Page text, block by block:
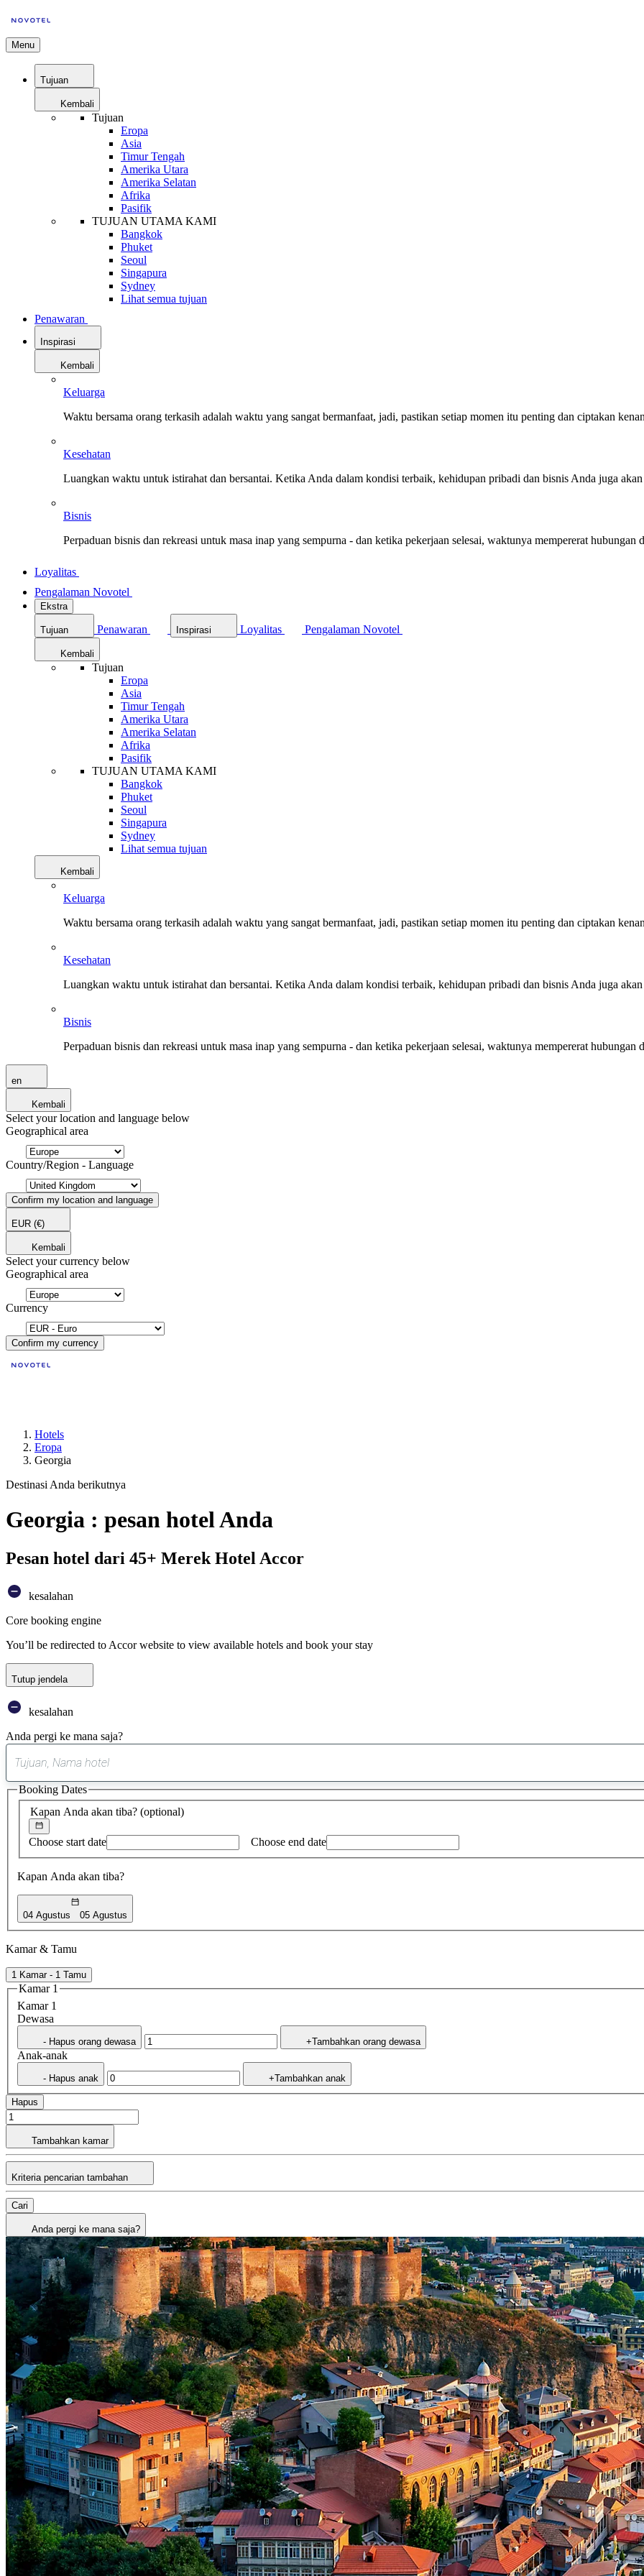
Menu
Tujuan
Kembali
Tujuan
Eropa
Asia
Timur Tengah
Amerika Utara
Amerika Selatan
Afrika
Pasifik
TUJUAN UTAMA KAMI
Bangkok
Phuket
Seoul
Singapura
Sydney
Lihat semua tujuan
Penawaran
Inspirasi
Kembali
Keluarga
Waktu bersama orang terkasih adalah waktu yang sangat bermanfaat, jadi, pastikan setiap momen itu penting dan ciptakan
Kesehatan
Luangkan waktu untuk istirahat dan bersantai. Ketika Anda dalam kondisi terbaik, kehidupan pribadi dan bisnis Anda juga
Bisnis
Perpaduan bisnis dan rekreasi untuk masa inap yang sempurna - dan ketika pekerjaan selesai, waktunya mempererat hubungan
Loyalitas
Pengalaman Novotel
Ekstra
Tujuan Penawaran Inspirasi Loyalitas Pengalaman Novotel
Kembali
Tujuan
Eropa
Asia
Timur Tengah
Amerika Utara
Amerika Selatan
Afrika
Pasifik
TUJUAN UTAMA KAMI
Bangkok
Phuket
Seoul
Singapura
Sydney
Lihat semua tujuan
Kembali
Keluarga
Waktu bersama orang terkasih adalah waktu yang sangat bermanfaat, jadi, pastikan setiap momen itu penting dan ciptakan
Kesehatan
Luangkan waktu untuk istirahat dan bersantai. Ketika Anda dalam kondisi terbaik, kehidupan pribadi dan bisnis Anda juga
Bisnis
Perpaduan bisnis dan rekreasi untuk masa inap yang sempurna - dan ketika pekerjaan selesai, waktunya mempererat hubungan
en
Kembali
Select your location and language below
Geographical area
Country/Region - Language
Confirm my location and language
EUR (€)
Kembali
Select your currency below
Geographical area
Currency
Confirm my currency
Hotels
Eropa
Georgia
Destinasi Anda berikutnya
Georgia : pesan hotel Anda
Pesan hotel dari 45+ Merek Hotel Accor
kesalahan
Core booking engine
You’ll be redirected to Accor website to view available hotels and book your stay
Tutup jendela
kesalahan
Anda pergi ke mana saja?
saran
ditemukan
Kapan Anda akan tiba? (optional)
Choose start date Choose end date
Kapan Anda akan tiba?
04 Agustus 05 Agustus
Booking Dates
Kamar & Tamu
1 Kamar - 1 Tamu
Kamar 1
Kamar 1
Dewasa
- Hapus orang dewasa +Tambahkan orang dewasa
Anak-anak
- Hapus anak +Tambahkan anak
Hapus
Tambahkan kamar
Kriteria pencarian tambahan
Cari
Anda pergi ke mana saja?